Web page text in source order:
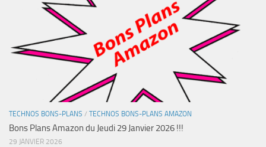
TECHNOS BONS-PLANS / TECHNOS BONS-PLANS AMAZON
Bons Plans Amazon du Jeudi 29 Janvier 2026 !!!
29 JANVIER 2026